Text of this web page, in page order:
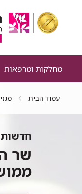
מחלקות ומרפאות
עמוד הבית
שר